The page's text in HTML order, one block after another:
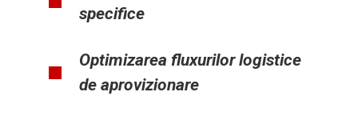
specifice
Optimizarea fluxurilor logistice
de aprovizionare